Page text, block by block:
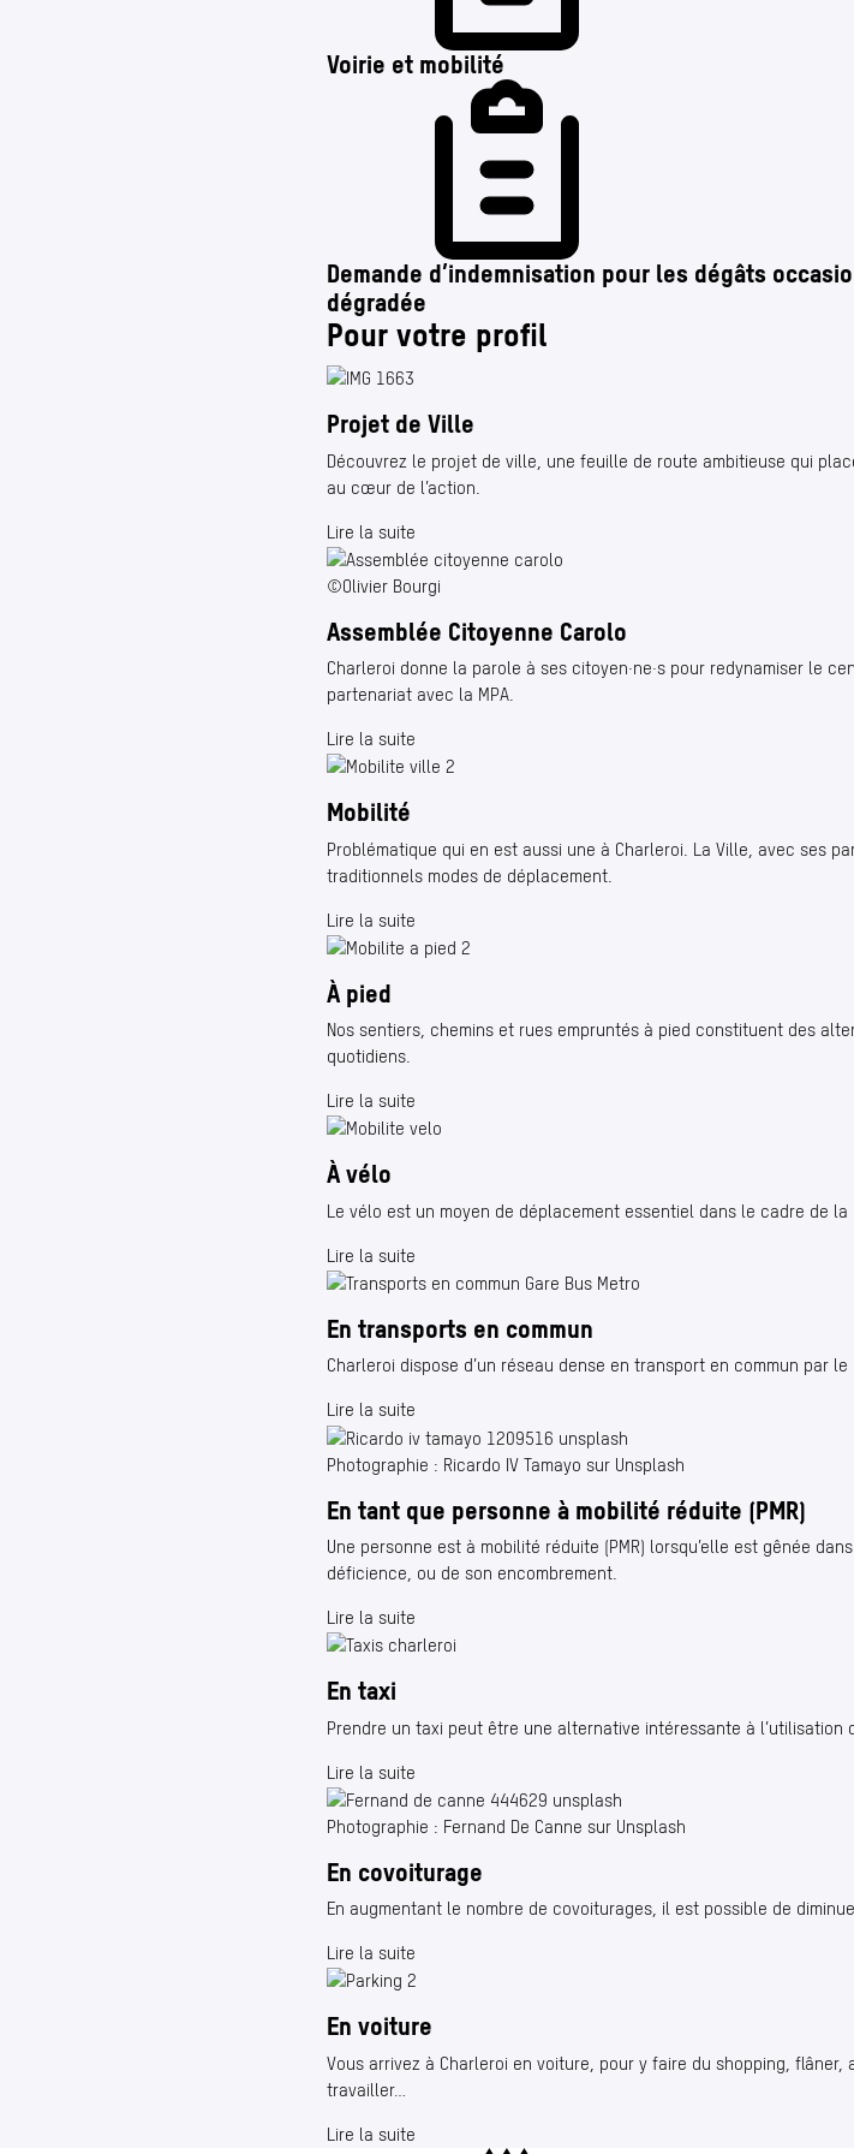
Voirie et mobilité
Demande d’indemnisation pour les dégâts
dégradée
Pour votre profil
Projet de Ville
Découvrez le projet de ville, une feuille de route ambitieuse qui
au cœur de l’action.
Lire la suite
©Olivier Bourgi
Assemblée Citoyenne Carolo
Charleroi donne la parole à ses citoyen·ne·s pour redynamiser le
partenariat avec la MPA.
Lire la suite
Mobilité
Problématique qui en est aussi une à Charleroi. La Ville, avec ses
traditionnels modes de déplacement.
Lire la suite
À pied
Nos sentiers, chemins et rues empruntés à pied constituent des
quotidiens.
Lire la suite
À vélo
Le vélo est un moyen de déplacement essentiel dans le cadre de la
Lire la suite
En transports en commun
Charleroi dispose d’un réseau dense en transport en commun par
Lire la suite
Photographie : Ricardo IV Tamayo sur Unsplash
En tant que personne à mobilité réduite (PMR)
Une personne est à mobilité réduite (PMR) lorsqu’elle est gênée
déficience, ou de son encombrement.
Lire la suite
En taxi
Prendre un taxi peut être une alternative intéressante à l’utilisation
Lire la suite
Photographie : Fernand De Canne sur Unsplash
En covoiturage
En augmentant le nombre de covoiturages, il est possible de
Lire la suite
En voiture
Vous arrivez à Charleroi en voiture, pour y faire du shopping,
travailler…
Lire la suite